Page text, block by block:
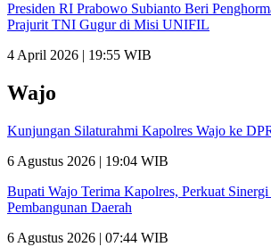
Presiden RI Prabowo Subianto Beri
Prajurit TNI Gugur di Misi UNIFIL
4 April 2026 | 19:55 WIB
Wajo
Kunjungan Silaturahmi Kapolres Wajo ke
6 Agustus 2026 | 19:04 WIB
Bupati Wajo Terima Kapolres, Perkuat Sinergi
Pembangunan Daerah
6 Agustus 2026 | 07:44 WIB